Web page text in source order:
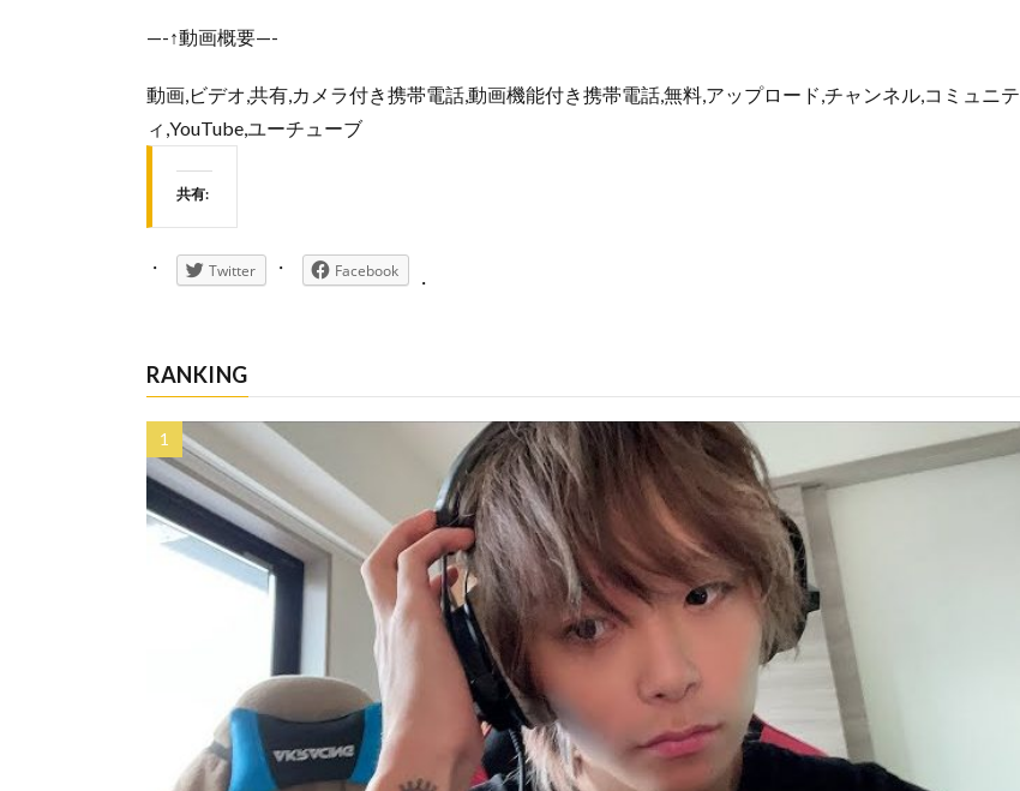
—-↑動画概要—-
動画,ビデオ,共有,カメラ付き携帯電話,動画機能付き携帯電話,無料,アップロード,チャンネル,コミュニテ
ィ,YouTube,ユーチューブ
共有:
Twitter Facebook
RANKING